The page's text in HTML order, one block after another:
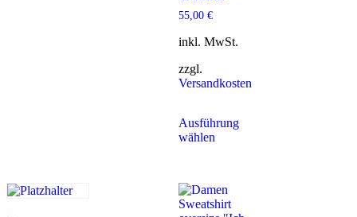
55,00 €
inkl. MwSt.
zzgl.
Versandkosten
Ausführung
wählen